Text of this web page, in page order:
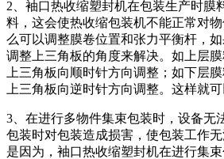
2、袖口热收缩塑封机在包装生产时膜
料，这会使热收缩包装机不能正常对
么可以调整膜卷位置和张力平衡杆，
调整上三角板的角度来解决。如上层
上三角板向顺时针方向调整；如下层
上三角板向逆时针方向调整。这样就
3、在进行多物件集束包装时，设备无
包装时对包装造成损害，使包装工作
是因为，袖口热收缩塑封机在进行集